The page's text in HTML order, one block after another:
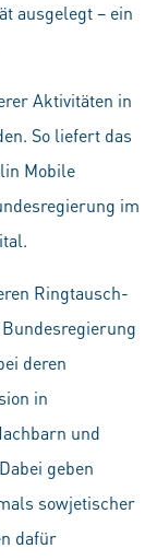
ausgelegt – ein
Aktivitäten in
So liefert das
Mobile
im
Ringtausch-
deren
in
und
geben
sowjetischer
dafür